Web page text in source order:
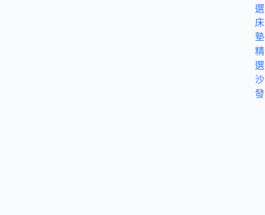
選
床
墊
精
選
沙
發